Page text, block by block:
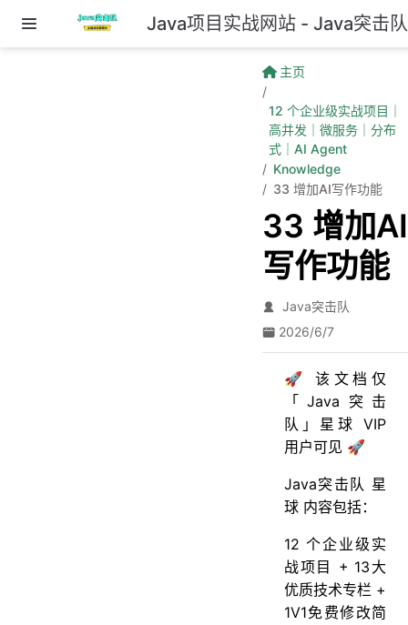
跳至主要內容 Java项目实战网站 - Java突击队
主页
12 个企业级实战项目｜
高并发｜微服务｜分布
式｜AI Agent
Knowledge
33 增加AI写作功能
33 增加AI
写作功能
Java突击队
2026/6/7
🚀 该文档仅
「Java突击
队」星球 VIP
用户可见 🚀
Java突击队 星
球 内容包括：
12 个企业级实
战项目 + 13大
优质技术专栏 +
1V1免费修改简